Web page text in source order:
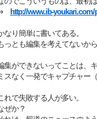
http://www.ib-youkari.com/
り簡単に書いてある。
っとも編集を考えてないか
集ができないってことは、
スなく一発でキャプチャー
で失敗する人が多い。
ぜか？